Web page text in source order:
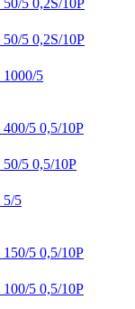
5 0,2S/10Р
5
5 0,5/10Р
5 0,5/10Р
5
5 0,5/10Р
5 0,5/10Р